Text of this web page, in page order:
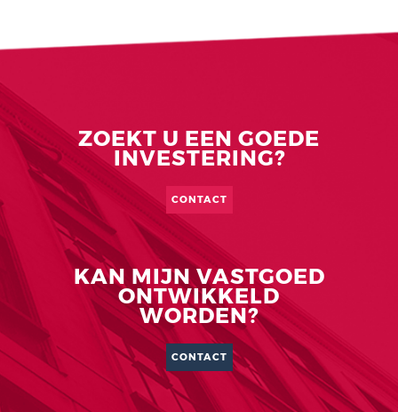
ZOEKT U EEN GOEDE
INVESTERING?
CONTACT
KAN MIJN VASTGOED
ONTWIKKELD
WORDEN?
CONTACT